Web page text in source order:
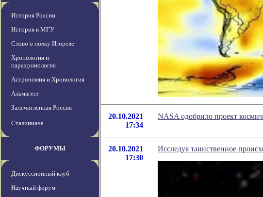
История России
История в МГУ
Слово о полку Игореве
Хронология и
парахронология
Астрономия и Хронология
Альмагест
Запечатленная Россия
Сталиниана
ФОРУМЫ
Дискуссионный клуб
Научный форум
20.10.2021
17:34
NASA одобрило проект
20.10.2021
17:30
Исследуя таинственное